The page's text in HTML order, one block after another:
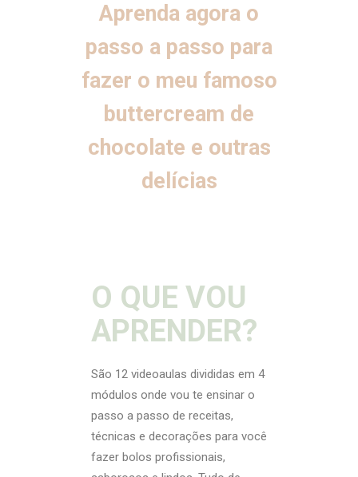
Aprenda agora o
passo a passo para
fazer o meu famoso
buttercream de
chocolate e outras
delícias
O QUE VOU
APRENDER?
São 12 videoaulas divididas em 4
módulos onde vou te ensinar o
passo a passo de receitas,
técnicas e decorações para você
fazer bolos profissionais,